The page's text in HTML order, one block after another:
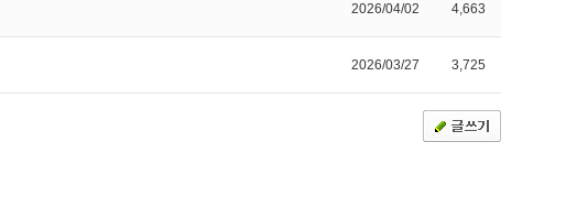
2026/04/02 4,663
2026/03/27 3,725